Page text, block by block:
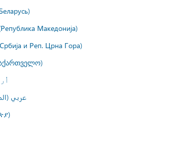
Македонија)
и Реп. Црна Гора)
عربي